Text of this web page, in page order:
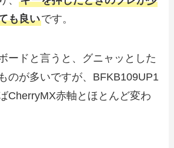
も良いです。
ードと言うと、グニャッとした
のが多いですが、BFKB109UP1
CherryMX赤軸とほとんど変わ